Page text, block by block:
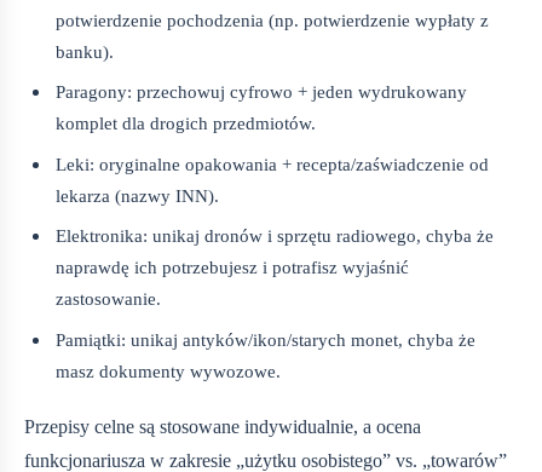
potwierdzenie pochodzenia (np. potwierdzenie wypłaty z
banku).
Paragony: przechowuj cyfrowo + jeden wydrukowany
komplet dla drogich przedmiotów.
Leki: oryginalne opakowania + recepta/zaświadczenie od
lekarza (nazwy INN).
Elektronika: unikaj dronów i sprzętu radiowego, chyba że
naprawdę ich potrzebujesz i potrafisz wyjaśnić
zastosowanie.
Pamiątki: unikaj antyków/ikon/starych monet, chyba że
masz dokumenty wywozowe.
Przepisy celne są stosowane indywidualnie, a ocena
funkcjonariusza w zakresie „użytku osobistego” vs. „towarów”